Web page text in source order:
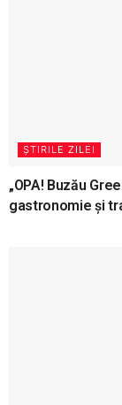
ȘTIRILE ZILEI
„OPA! Buzău
gastronomie și